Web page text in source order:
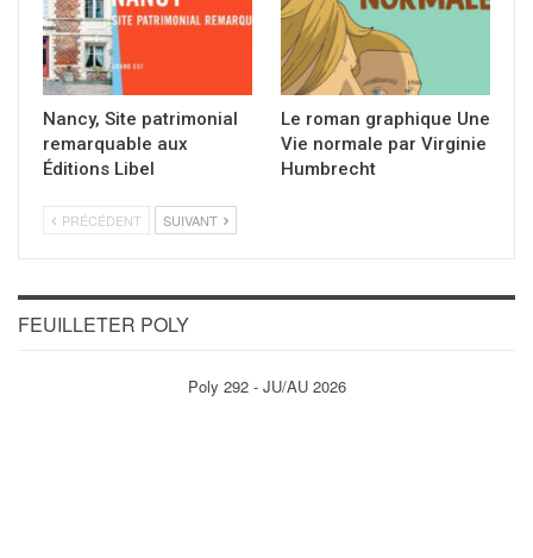
Nancy, Site patrimonial
remarquable aux
Éditions Libel
Le roman graphique Une
Vie normale par Virginie
Humbrecht
PRÉCÉDENT SUIVANT
FEUILLETER POLY
Poly 292 - JU/AU 2026